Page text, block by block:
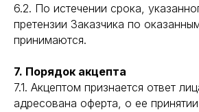
6.2. По истечении срока,
претензии Заказчика по
принимаются.
7. Порядок акцепта
7.1. Акцептом признается ответ
адресована оферта, о ее